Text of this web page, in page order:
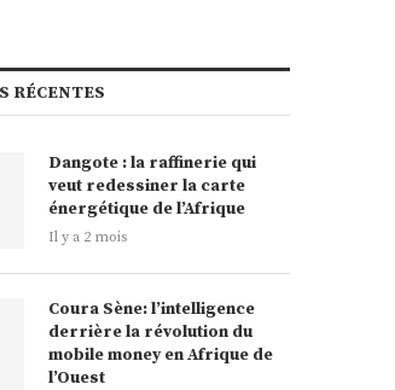
RÉCENTES
Dangote : la raffinerie qui
veut redessiner la carte
énergétique de l’Afrique
Il y a 2 mois
Coura Sène: l’intelligence
derrière la révolution du
mobile money en Afrique de
l’Ouest